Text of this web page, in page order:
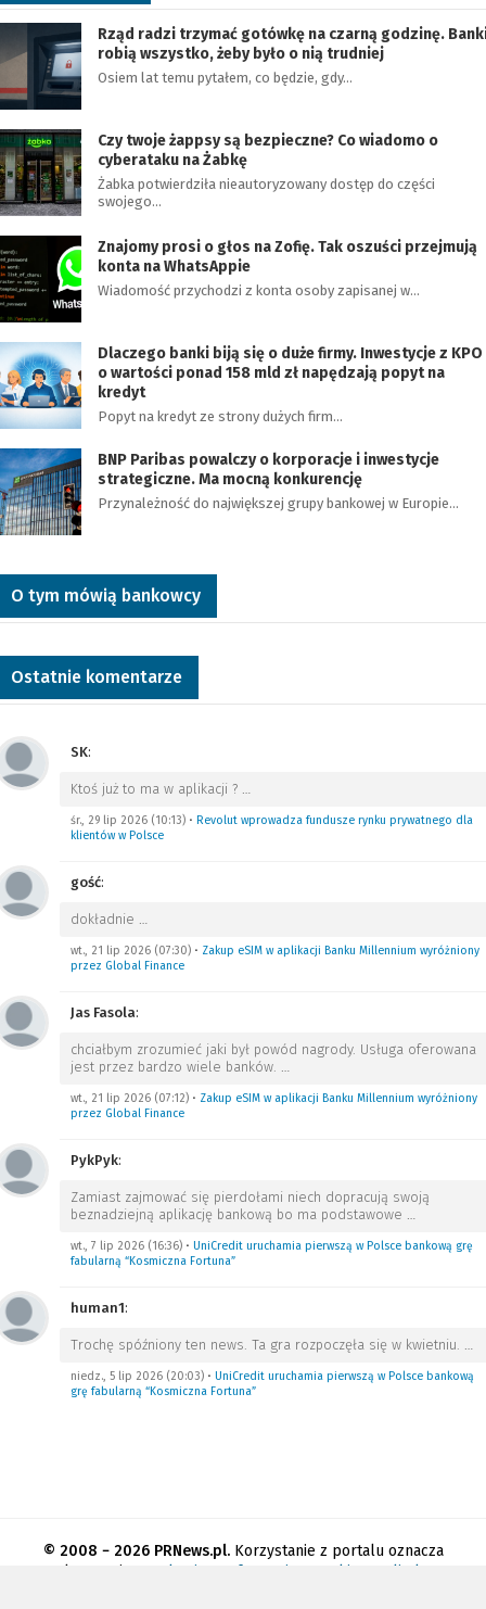
Rząd radzi trzymać gotówkę na czarną godzinę.
robią wszystko, żeby było o nią trudniej
Osiem lat temu pytałem, co będzie, gdy…
Czy twoje żappsy są bezpieczne? Co wiadomo o
cyberataku na Żabkę
Żabka potwierdziła nieautoryzowany dostęp do części
swojego…
Znajomy prosi o głos na Zofię. Tak oszuści przejmują
konta na WhatsAppie
Wiadomość przychodzi z konta osoby zapisanej w…
Dlaczego banki biją się o duże firmy. Inwestycje z KPO
o wartości ponad 158 mld zł napędzają popyt na
kredyt
Popyt na kredyt ze strony dużych firm…
BNP Paribas powalczy o korporacje i inwestycje
strategiczne. Ma mocną konkurencję
Przynależność do największej grupy bankowej w Europie…
O tym mówią bankowcy
Ostatnie komentarze
SK:
Ktoś już to ma w aplikacji ? …
śr., 29 lip 2026 (10:13) • Revolut wprowadza fundusze rynku prywatnego dla
klientów w Polsce
gość:
dokładnie …
wt., 21 lip 2026 (07:30) • Zakup eSIM w aplikacji Banku Millennium wyróżniony
przez Global Finance
Jas Fasola:
chciałbym zrozumieć jaki był powód nagrody. Usługa oferowana
jest przez bardzo wiele banków. …
wt., 21 lip 2026 (07:12) • Zakup eSIM w aplikacji Banku Millennium wyróżniony
przez Global Finance
PykPyk:
Zamiast zajmować się pierdołami niech dopracują swoją
beznadziejną aplikację bankową bo ma podstawowe …
wt., 7 lip 2026 (16:36) • UniCredit uruchamia pierwszą w Polsce bankową grę
fabularną “Kosmiczna Fortuna”
human1:
Trochę spóźniony ten news. Ta gra rozpoczęła się w kwietniu. …
niedz., 5 lip 2026 (20:03) • UniCredit uruchamia pierwszą w Polsce bankową
grę fabularną “Kosmiczna Fortuna”
© 2008 − 2026 PRNews.pl.Korzystanie z portalu oznacza
akceptację
regulaminu Informacja o cookies
Polityka